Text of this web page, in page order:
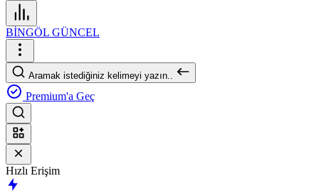
BİNGÖL GÜNCEL
Aramak istediğiniz kelimeyi yazın..
Premium'a Geç
Hızlı Erişim